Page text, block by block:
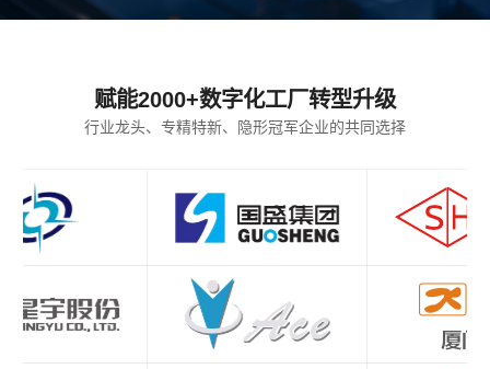
赋能2000+数字化工厂转型升级
行业龙头、专精特新、隐形冠军企业的共同选择